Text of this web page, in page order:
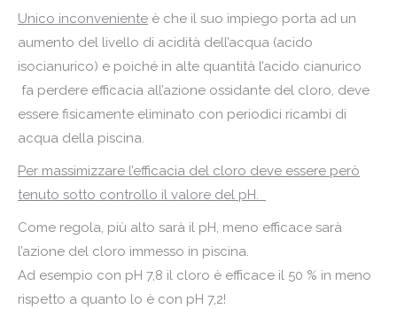
Unico inconveniente è che il suo impiego porta ad un
aumento del livello di acidità dell’acqua (acido
isocianurico) e poiché in alte quantità l’acido cianurico
fa perdere efficacia all’azione ossidante del cloro, deve
essere fisicamente eliminato con periodici ricambi di
acqua della piscina.
Per massimizzare l’efficacia del cloro deve essere però
tenuto sotto controllo il valore del pH.
Come regola, più alto sarà il pH, meno efficace sarà
l’azione del cloro immesso in piscina.
Ad esempio con pH 7,8 il cloro è efficace il 50 % in meno
rispetto a quanto lo è con pH 7,2!